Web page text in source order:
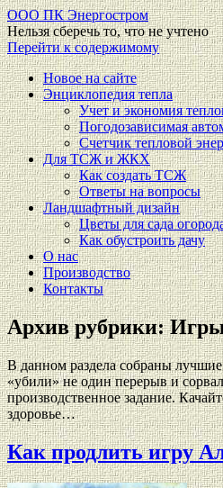
ООО ПК Энергостром
Нельзя сберечь то, что не учтено
Перейти к содержимому
Новое на сайте
Энциклопедия тепла
Учет и экономия
Погодозависимая
Счетчик тепловой
Для ТСЖ и ЖКХ
Как создать ТСЖ
Ответы на вопросы
Ландшафтный дизайн
Цветы для сада
Как обустроить дачу
О нас
Производство
Контакты
Архив рубрики:
В данном раздела собраны
«убили» не один перерыв и
производственное задание.
здоровье…
Как продлить игру